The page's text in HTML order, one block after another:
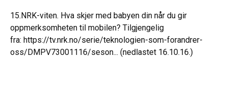
15.NRK-viten. Hva skjer med babyen din når du gir
oppmerksomheten til mobilen? Tilgjengelig
fra: https://tv.nrk.no/serie/teknologien-som-forandrer-
oss/DMPV73001116/seson... (nedlastet 16.10.16.)